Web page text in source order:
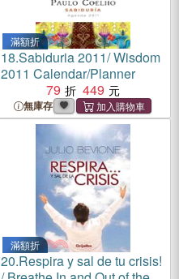
滿額折
18.Sabiduria 2011/ Wisdom
2011 Calendar/Planner
79
449
無庫存
滿額折
20.Respira y sal de tu crisis!